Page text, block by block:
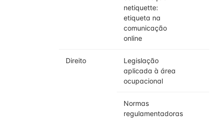
netiquette:
etiqueta na
comunicação
online
Direito
Legislação
aplicada à área
ocupacional
Normas
regulamentadoras